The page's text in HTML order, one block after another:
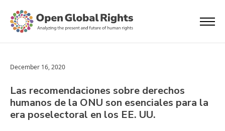
December 16, 2020
Las recomendaciones sobre derechos
humanos de la ONU son esenciales para la
era poselectoral en los EE. UU.